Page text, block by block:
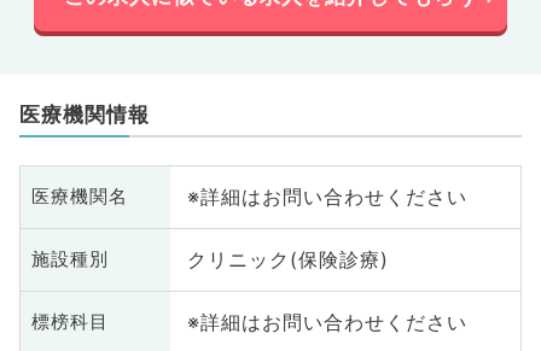
医療機関情報
医療機関名 ※詳細はお問い合わせください
施設種別 クリニック(保険診療)
標榜科目 ※詳細はお問い合わせください